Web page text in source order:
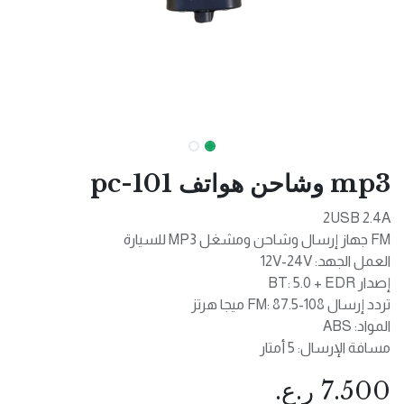
mp3 وشاحن هواتف pc-101
2USB 2.4A
FM جهاز إرسال وشاحن ومشغل MP3 للسيارة
العمل الجهد: 12V-24V
إصدار BT: 5.0 + EDR
تردد إرسال FM: 87.5-108 ميجا هرتز
المواد: ABS
مسافة الإرسال: 5 أمتار
7.500 ر.ع.